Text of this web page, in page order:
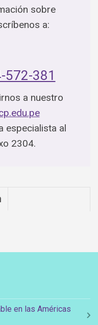
sobre
a:
572-381
a nuestro
especialista al
2304.
en las Américas